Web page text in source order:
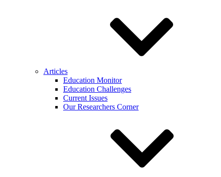
Articles
Education Monitor
Education Challenges
Current Issues
Our Researchers Corner